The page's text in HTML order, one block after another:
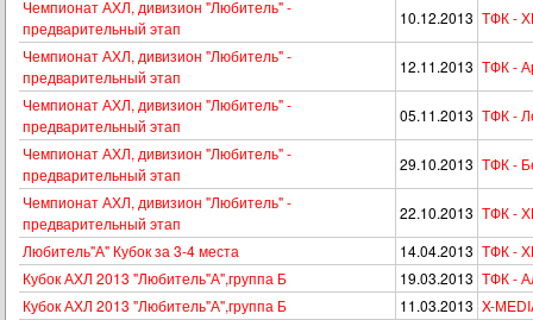
Чемпионат АХЛ, дивизион "Любитель" -
предварительный этап
10.12.2013 ТФК -
Чемпионат АХЛ, дивизион "Любитель" -
предварительный этап
12.11.2013 ТФК -
Чемпионат АХЛ, дивизион "Любитель" -
предварительный этап
05.11.2013 ТФК -
Чемпионат АХЛ, дивизион "Любитель" -
предварительный этап
29.10.2013 ТФК -
Чемпионат АХЛ, дивизион "Любитель" -
предварительный этап
22.10.2013 ТФК -
Любитель"А" Кубок за 3-4 места
14.04.2013 ТФК -
Кубок АХЛ 2013 "Любитель"А",группа Б
19.03.2013 ТФК -
Кубок АХЛ 2013 "Любитель"А",группа Б
11.03.2013 X-